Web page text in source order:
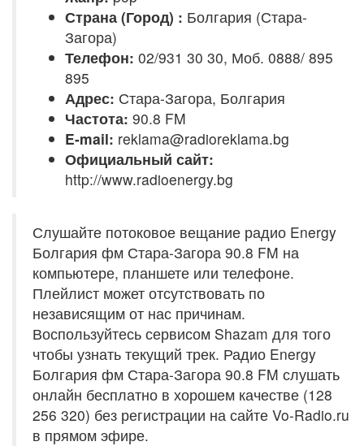
Страна (Город) : Болгария (Стара-
Загора)
Телефон: 02/931 30 30, Моб. 0888/ 895
895
Адрес: Стара-Загора, Болгария
Частота: 90.8 FM
E-mail: reklama@radioreklama.bg
Официальный сайт:
http://www.radioenergy.bg
Слушайте потоковое вещание радио Energy
Болгария фм Стара-Загора 90.8 FM на
компьютере, планшете или телефоне.
Плейлист может отсутствовать по
независящим от нас причинам.
Воспользуйтесь сервисом Shazam для того
чтобы узнать текущий трек. Радио Energy
Болгария фм Стара-Загора 90.8 FM слушать
онлайн бесплатно в хорошем качестве (128
256 320) без регистрации на сайте Vo-Radio.ru
в прямом эфире.